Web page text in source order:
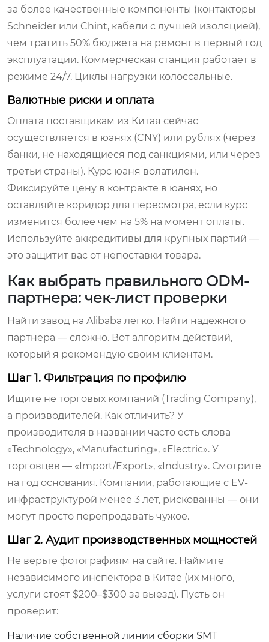
за более качественные компоненты (контакторы
Schneider или Chint, кабели с лучшей изоляцией),
чем тратить 50% бюджета на ремонт в первый год
эксплуатации. Коммерческая станция работает в
режиме 24/7. Циклы нагрузки колоссальные.
Валютные риски и оплата
Оплата поставщикам из Китая сейчас
осуществляется в юанях (CNY) или рублях (через
банки, не находящиеся под санкциями, или через
третьи страны). Курс юаня волатилен.
Фиксируйте цену в контракте в юанях, но
оставляйте коридор для пересмотра, если курс
изменится более чем на 5% на момент оплаты.
Используйте аккредитивы для крупных партий —
это защитит вас от непоставки товара.
Как выбрать правильного ODM-
партнера: чек-лист проверки
Найти завод на Alibaba легко. Найти надежного
партнера — сложно. Вот алгоритм действий,
который я рекомендую своим клиентам.
Шаг 1. Фильтрация по профилю
Ищите не торговых компаний (Trading Company),
а производителей. Как отличить? У
производителя в названии часто есть слова
«Technology», «Manufacturing», «Electric». У
торговцев — «Import/Export», «Industry». Смотрите
на год основания. Компании, работающие с EV-
инфраструктурой менее 3 лет, рискованны — они
могут просто перепродавать чужое.
Шаг 2. Аудит производственных мощностей
Не верьте фотографиям на сайте. Наймите
независимого инспектора в Китае (их много,
услуги стоят $200–$300 за выезд). Пусть он
проверит:
Наличие собственной линии сборки SMT